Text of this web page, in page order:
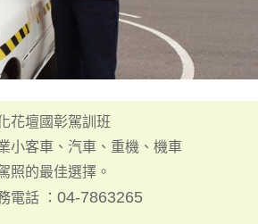
花壇國彰駕訓班
小客車、汽車、重機、機車
照的最佳選擇。
電話 ：04-7863265